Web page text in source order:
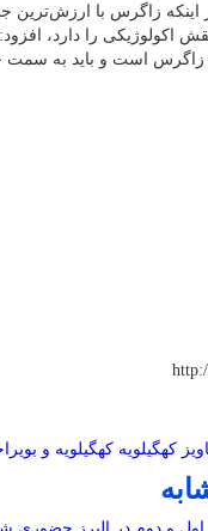
اینکه زاگرس با ارزش‌ترین
اکولوژیکی را دارد،
زاگرس است و باید به سمت
کهگیلویه کهگیلویه و